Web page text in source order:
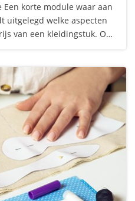
korte module waar aan
uitgelegd welke aspecten
van een kleidingstuk. Om